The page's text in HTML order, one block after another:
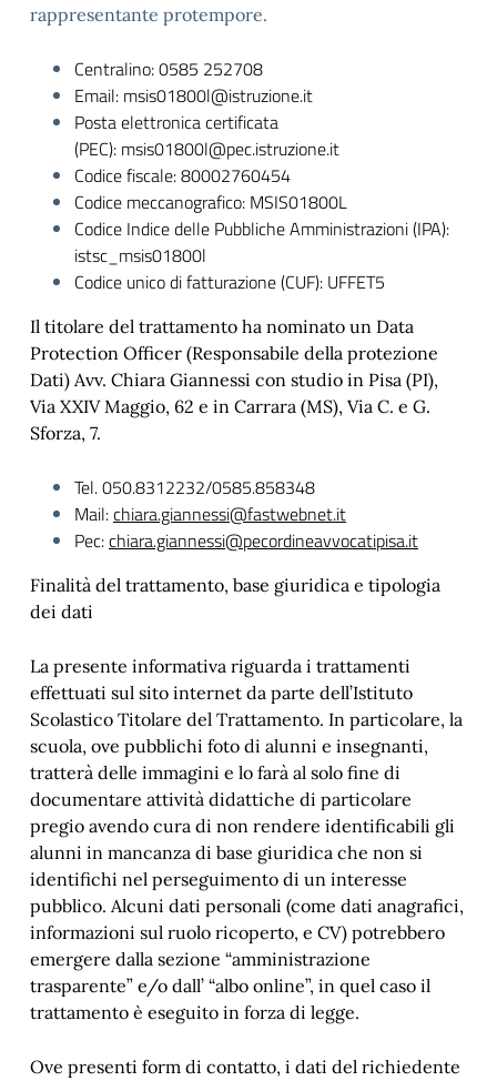
rappresentante protempore.
Centralino: 0585 252708
Email: msis01800l@istruzione.it
Posta elettronica certificata
(PEC): msis01800l@pec.istruzione.it
Codice fiscale: 80002760454
Codice meccanografico: MSIS01800L
Codice Indice delle Pubbliche Amministrazioni (IPA):
istsc_msis01800l
Codice unico di fatturazione (CUF): UFFET5
Il titolare del trattamento ha nominato un Data
Protection Officer (Responsabile della protezione
Dati) Avv. Chiara Giannessi con studio in Pisa (PI),
Via XXIV Maggio, 62 e in Carrara (MS), Via C. e G.
Sforza, 7.
Tel. 050.8312232/0585.858348
Mail:chiara.giannessi@fastwebnet.it
Pec:chiara.giannessi@pecordineavvocatipisa.it
Finalità del trattamento, base giuridica e tipologia
dei dati
La presente informativa riguarda i trattamenti
effettuati sul sito internet da parte dell’Istituto
Scolastico Titolare del Trattamento. In particolare, la
scuola, ove pubblichi foto di alunni e insegnanti,
tratterà delle immagini e lo farà al solo fine di
documentare attività didattiche di particolare
pregio avendo cura di non rendere identificabili gli
alunni in mancanza di base giuridica che non si
identifichi nel perseguimento di un interesse
pubblico. Alcuni dati personali (come dati anagrafici,
informazioni sul ruolo ricoperto, e CV) potrebbero
emergere dalla sezione “amministrazione
trasparente” e/o dall’ “albo online”, in quel caso il
trattamento è eseguito in forza di legge.
Ove presenti form di contatto, i dati del richiedente